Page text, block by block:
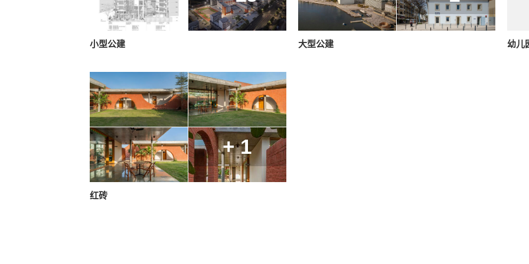
小型公建 大型公建 幼儿
+ 1
红砖